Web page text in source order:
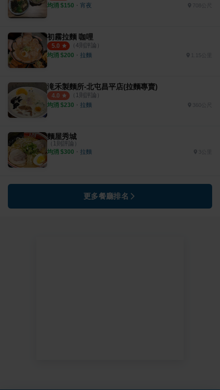
均消 $150 ・ 宵夜
初霧拉麵 咖哩
5.0 （ 4則評論）
均消 $200 ・ 拉麵 1.15公里
滝禾製麵所-北屯昌平店(拉麵專賣)
4.0 （ 1 則評論）
均消 $230 ・ 拉麵
麵屋秀城
（ 1 則評論）
均消 $300 ・ 拉麵
更多餐廳排名